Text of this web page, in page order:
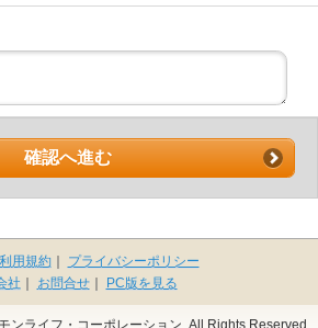
確認へ進む
用規約｜
プライバシーポリシー
社
お問合せ｜ PC版を見る